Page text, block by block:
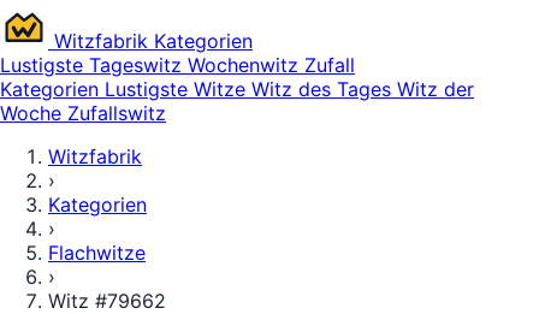
Witzfabrik Kategorien
Lustigste Tageswitz Wochenwitz Zufall
Kategorien Lustigste Witze Witz des Tages Witz der
Woche Zufallswitz
Witzfabrik
›
Kategorien
›
Flachwitze
›
Witz #79662